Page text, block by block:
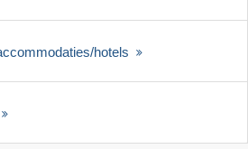
hotels